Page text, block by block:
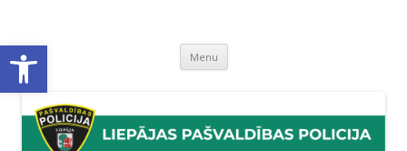
Open toolbar Menu Skip
content